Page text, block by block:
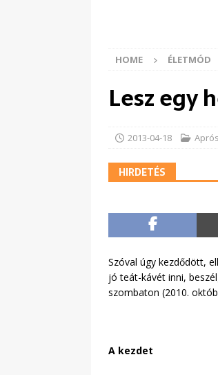
HOME ÉLETMÓD
Lesz egy
2013-04-18
HIRDETÉS
Szóval úgy kezdődött,
jó teát-kávét inni,
szombaton (2010.
A kezdet